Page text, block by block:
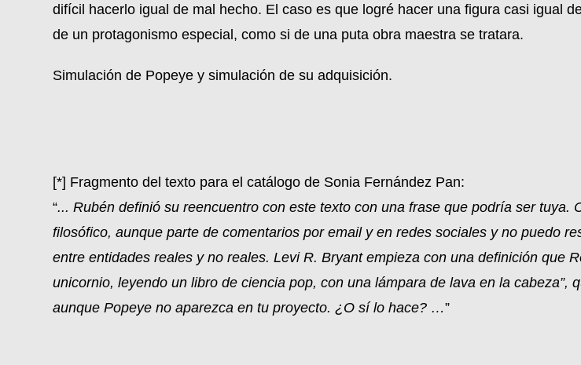
difícil hacerlo igual de mal hecho. El caso es que logré hacer una figura casi igual
de un protagonismo especial, como si de una puta obra maestra se tratara.
Simulación de Popeye y simulación de su adquisición.
[*] Fragmento del texto para el catálogo de Sonia Fernández Pan:
“... Rubén definió su reencuentro con este texto con una frase que podría ser
filosófico, aunque parte de comentarios por email y en redes sociales y no puedo
entre entidades reales y no reales. Levi R. Bryant empieza con una definición que
unicornio, leyendo un libro de ciencia pop, con una lámpara de lava en la cabeza”,
aunque Popeye no aparezca en tu proyecto. ¿O sí lo hace? …”